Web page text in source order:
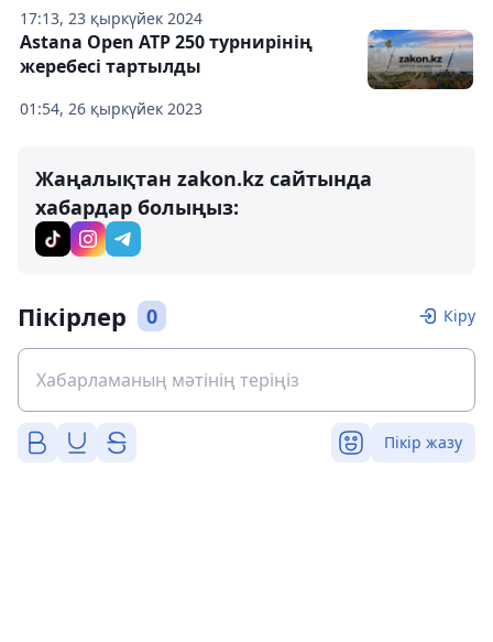
17:13, 23 қыркүйек 2024
01:54, 26 қыркүйек 2023
Astana Open ATP 250 турнирінің
жеребесі тартылды
Жаңалықтан zakon.kz сайтында
хабардар болыңыз:
Пікірлер 0 Кіру
Пікір жазу